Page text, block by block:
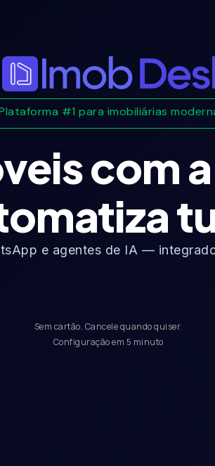
#1 para imobiliárias
com
e agentes de IA —
Sem cartão. Cancele quando quiser.
Configuração em 5 minuto